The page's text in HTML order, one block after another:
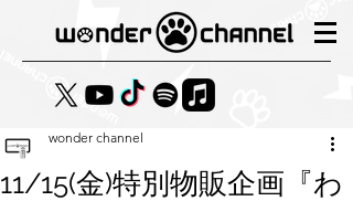
11/15(金)特別物販企画『わ
wonder channel